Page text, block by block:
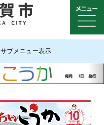
サブメニュー表示